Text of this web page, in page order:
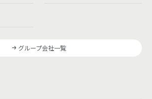
グループ会社一覧